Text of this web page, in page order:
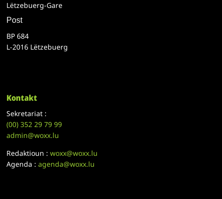
Lëtzebuerg-Gare
Post
BP 684
L-2016 Lëtzebuerg
Kontakt
Sekretariat :
(00)352 29 79 99
admin@woxx.lu
Redaktioun :woxx@woxx.lu
Agenda :agenda@woxx.lu